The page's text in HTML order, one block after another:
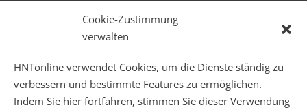
Cookie-Zustimmung
verwalten
HNTonline verwendet Cookies, um die Dienste ständig zu
verbessern und bestimmte Features zu ermöglichen.
Indem Sie hier fortfahren, stimmen Sie dieser Verwendung
Mo + Mi 16:00 – 18:00 Uhr
Mo – Fr 08:00 – 22:00 Uhr
Sa + So 10:00 – 18:00 Uhr